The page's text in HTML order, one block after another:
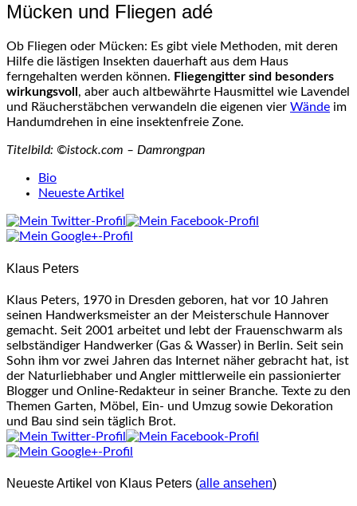
Mücken und Fliegen adé
Ob Fliegen oder Mücken: Es gibt viele Methoden, mit deren
Hilfe die lästigen Insekten dauerhaft aus dem Haus
ferngehalten werden können. Fliegengitter sind besonders
wirkungsvoll , aber auch altbewährte Hausmittel wie Lavendel
und Räucherstäbchen verwandeln die eigenen vier Wände im
Handumdrehen in eine insektenfreie Zone.
Titelbild: ©istock.com – Damrongpan
following
tabs
change
below.
Bio
Neueste Artikel
Klaus Peters
Klaus Peters, 1970 in Dresden geboren, hat vor 10 Jahren
seinen Handwerksmeister an der Meisterschule Hannover
gemacht. Seit 2001 arbeitet und lebt der Frauenschwarm als
selbständiger Handwerker (Gas & Wasser) in Berlin. Seit sein
Sohn ihm vor zwei Jahren das Internet näher gebracht hat, ist
der Naturliebhaber und Angler mittlerweile ein passionierter
Blogger und Online-Redakteur in seiner Branche. Texte zu den
Themen Garten, Möbel, Ein- und Umzug sowie Dekoration
und Bau sind sein täglich Brot.
Neueste Artikel von Klaus Peters (alle ansehen)